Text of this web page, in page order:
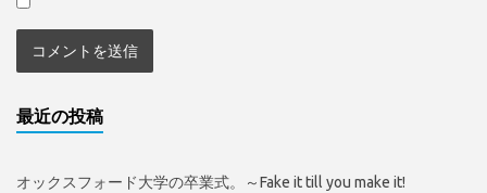
最近の投稿
オックスフォード大学の卒業式。～Fake it till you make it!